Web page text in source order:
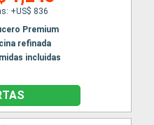
+US$ 836
Premium
refinada
incluidas